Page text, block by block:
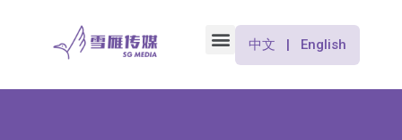
中文 | English